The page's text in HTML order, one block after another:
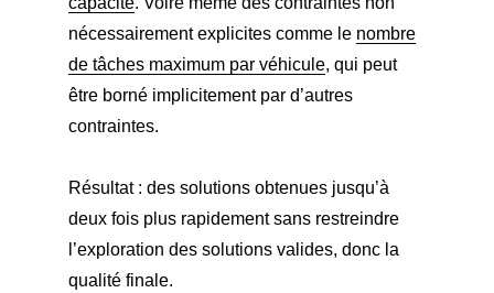
nécessairement explicites comme le nombre
de tâches maximum par véhicule, qui peut
être borné implicitement par d’autres
contraintes.
Résultat : des solutions obtenues jusqu’à
deux fois plus rapidement sans restreindre
l’exploration des solutions valides, donc la
qualité finale.